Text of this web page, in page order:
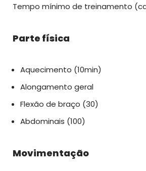
Tempo mínimo de treinamento
Parte física
Aquecimento (10min)
Alongamento geral
Flexão de braço (30)
Abdominais (100)
Movimentação